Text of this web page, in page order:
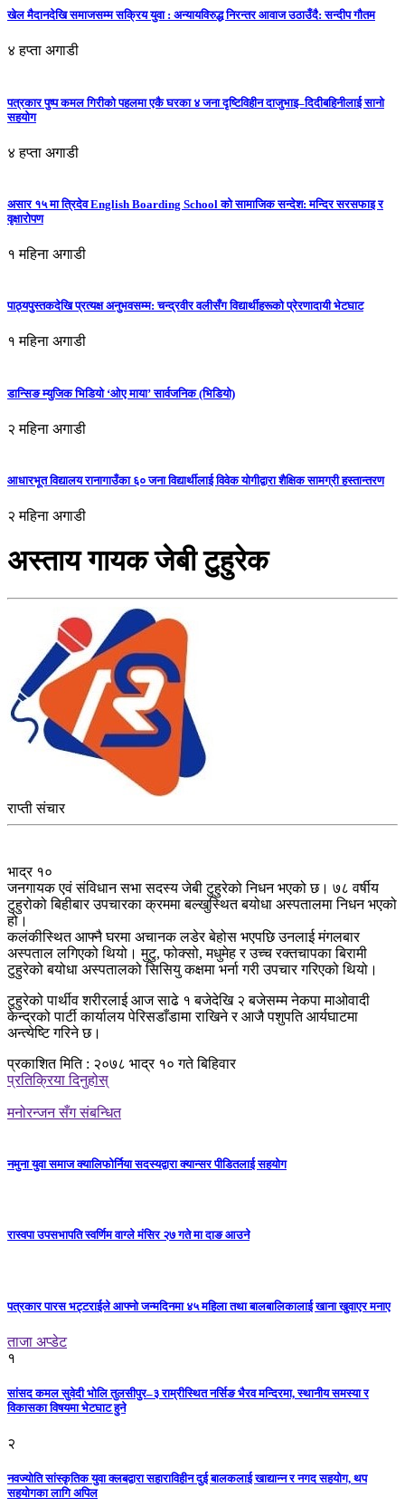
खेल मैदानदेखि समाजसम्म सक्रिय युवा : अन्यायविरुद्ध निरन्तर आवाज उठाउँदै: सन्दीप गौतम
४ हप्ता अगाडी
पत्रकार पुष्प कमल गिरीको पहलमा एकै घरका ४ जना दृष्टिविहीन दाजुभाइ–दिदीबहिनीलाई सानो
सहयोग
४ हप्ता अगाडी
असार १५ मा त्रिदेव English Boarding School को सामाजिक सन्देश: मन्दिर सरसफाइ र
वृक्षारोपण
१ महिना अगाडी
पाठ्यपुस्तकदेखि प्रत्यक्ष अनुभवसम्म: चन्द्रवीर वलीसँग विद्यार्थीहरूको प्रेरणादायी भेटघाट
१ महिना अगाडी
डान्सिङ म्युजिक भिडियो ‘ओए माया’ सार्वजनिक (भिडियो)
२ महिना अगाडी
आधारभूत विद्यालय रानागाउँका ६० जना विद्यार्थीलाई विवेक योगीद्वारा शैक्षिक सामग्री हस्तान्तरण
२ महिना अगाडी
अस्ताय गायक जेबी टुहुरेक
राप्ती संचार
भाद्र १०
जनगायक एवं संविधान सभा सदस्य जेबी टुहुरेको निधन भएको छ। ७८ वर्षीय
टुहुरोको बिहीबार उपचारका क्रममा बल्खुस्थित बयोधा अस्पतालमा निधन भएको
हो।
कलंकीस्थित आफ्नै घरमा अचानक लडेर बेहोस भएपछि उनलाई मंगलबार
अस्पताल लगिएको थियो। मुटु, फोक्सो, मधुमेह र उच्च रक्तचापका बिरामी
टुहुरेको बयोधा अस्पतालको सिसियु कक्षमा भर्ना गरी उपचार गरिएको थियो।
टुहुरेको पार्थीव शरीरलाई आज साढे १ बजेदेखि २ बजेसम्म नेकपा माओवादी
केन्द्रको पार्टी कार्यालय पेरिसडाँडामा राखिने र आजै पशुपति आर्यघाटमा
अन्त्येष्टि गरिने छ।
प्रकाशित मिति : २०७८ भाद्र १० गते बिहिवार
प्रतिक्रिया दिनुहोस्
मनोरन्जन सँग संबन्धित
नमुना युवा समाज क्यालिफोर्निया सदस्यद्वारा क्यान्सर पीडितलाई सहयोग
रास्वपा उपसभापति स्वर्णिम वाग्ले मंसिर २७ गते मा दाङ आउने
पत्रकार पारस भट्टराईले आफ्नो जन्मदिनमा ४५ महिला तथा बालबालिकालाई खाना खुवाएर मनाए
ताजा अप्डेट
१
सांसद कमल सुवेदी भोलि तुलसीपुर–३ राम्रीस्थित नर्सिङ भैरव मन्दिरमा, स्थानीय समस्या र
विकासका विषयमा भेटघाट हुने
२
नवज्योति सांस्कृतिक युवा क्लबद्वारा सहाराविहीन दुई बालकलाई खाद्यान्न र नगद सहयोग, थप
सहयोगका लागि अपिल